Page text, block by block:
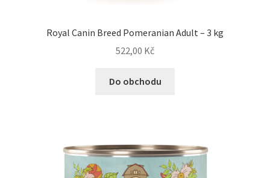
Royal Canin Breed Pomeranian Adult – 3 kg
522,00 Kč
Do obchodu